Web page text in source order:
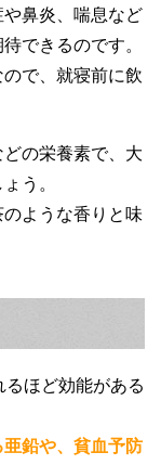
鼻炎、喘息など
できるのです。
で、就寝前に飲
の栄養素で、大
う。
ような香りと味
ほど効能がある
鉛や、貧血予防